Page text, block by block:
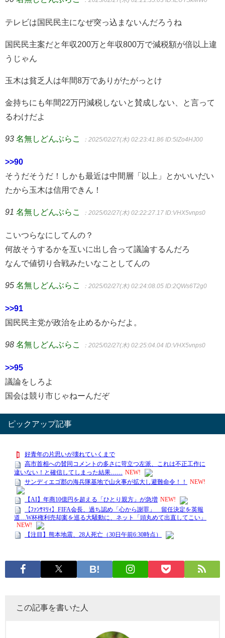
テレビは国民民主になぜ突っ込まないんだろうね
国民民主案だと年収200万と年収800万で減税額が倍以上違
うじゃん
玉木は貧乏人は年間8万でありがたがっとけ
金持ちにも年間22万円減税しないと賛成しない、と言って
るわけだよ
93 名無しどんぶらこ ：2025/02/27(木) 02:23:41.86 ID:5lZo4HJ00
>>90
そうだそうだ！しかも最近は中間層「以上」とかいいだい
たから玉木は信用できん！
91 名無しどんぶらこ ：2025/02/27(木) 02:22:27.17 ID:VHX5vnps0
こいつらなにしてんの？
何故そうするかを互いに出し合って議論するんだろ
なんで値切り合戦みたいなことしてんの
95 名無しどんぶらこ ：2025/02/27(木) 02:24:08.05 ID:2QWs6T2g0
>>91
国民民主党が政治を止めるからだよ。
98 名無しどんぶらこ ：2025/02/27(木) 02:25:04.04 ID:VHX5vnps0
>>95
議論をしろよ
国会は競り市じゃねーんだぞ
ピックアップ記事
この記事を書いた人